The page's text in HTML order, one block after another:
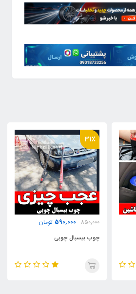
22٪
700,000
550,000 تومان
پک استیکر *** ژله ای ***